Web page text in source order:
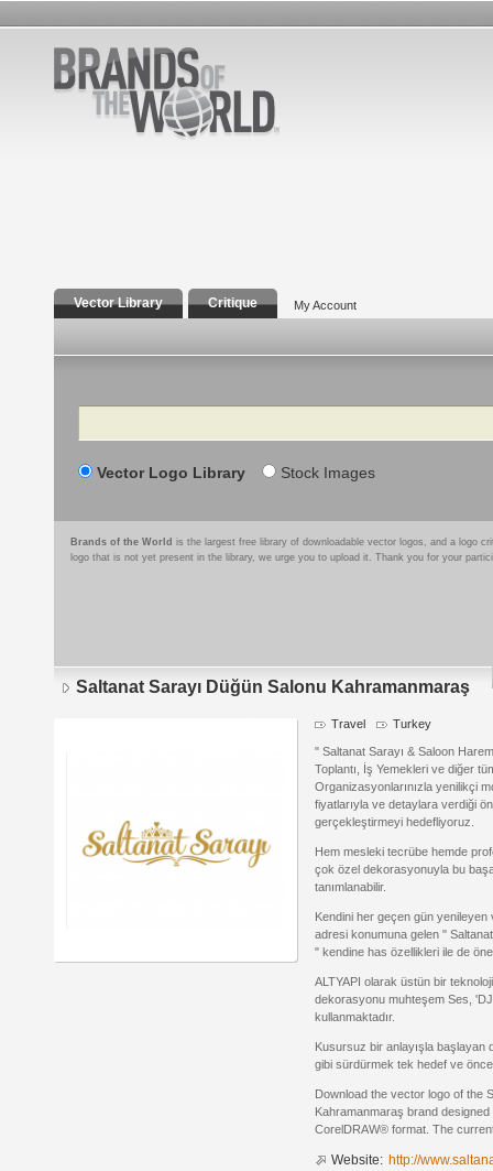
Vector Library Critique My Account
Search
Vector Logo Library Stock Images
Brands of the World is the largest free library of downloadable vector logos, and a logo
logo that is not yet present in the library, we urge you to upload it. Thank you for your
Saltanat Sarayı Düğün Salonu Kahramanmaraş
Travel Turkey
" Saltanat Sarayı & Saloon
Toplantı, İş Yemekleri ve diğer
Organizasyonlarınızla yenilikçi
fiyatlarıyla ve detaylara verdiği
gerçekleştirmeyi hedefliyoruz.
Hem mesleki tecrübe hemde
çok özel dekorasyonuyla bu
tanımlanabilir.
Kendini her geçen gün
adresi konumuna gelen "
" kendine has özellikleri ile de öne
ALTYAPI olarak üstün bir
dekorasyonu muhteşem Ses,
kullanmaktadır.
Kusursuz bir anlayışla başlayan
gibi sürdürmek tek hedef ve
Download the vector logo of the
Kahramanmaraş brand
CorelDRAW® format. The
Website: http://